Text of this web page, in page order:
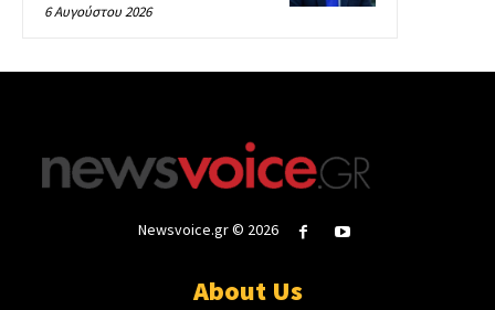
6 Αυγούστου 2026
Newsvoice.gr © 2026
About Us